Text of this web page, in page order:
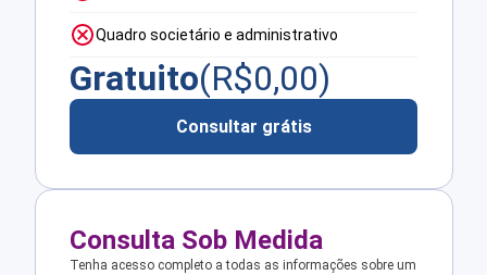
Quadro societário e administrativo
Gratuito(R$0,00)
Consultar grátis
Consulta Sob Medida
Tenha acesso completo a todas as informações sobre um